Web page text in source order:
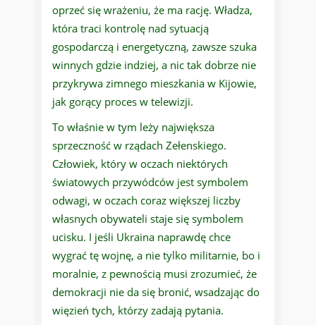
oprzeć się wrażeniu, że ma rację. Władza,
która traci kontrolę nad sytuacją
gospodarczą i energetyczną, zawsze szuka
winnych gdzie indziej, a nic tak dobrze nie
przykrywa zimnego mieszkania w Kijowie,
jak gorący proces w telewizji.
To właśnie w tym leży największa
sprzeczność w rządach Zełenskiego.
Człowiek, który w oczach niektórych
światowych przywódców jest symbolem
odwagi, w oczach coraz większej liczby
własnych obywateli staje się symbolem
ucisku. I jeśli Ukraina naprawdę chce
wygrać tę wojnę, a nie tylko militarnie, bo i
moralnie, z pewnością musi zrozumieć, że
demokracji nie da się bronić, wsadzając do
więzień tych, którzy zadają pytania.